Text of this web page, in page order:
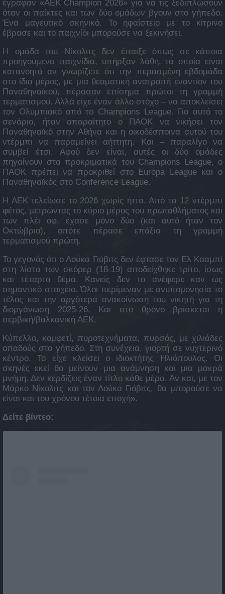
έγραφαν «AEK Champion 2026» για να τις ξεδιπλώσουν
όταν οι παίκτες και των δύο ομάδων βγουν στο γήπεδο.
Ένα μαγευτικό σκηνικό. Το ηφαίστειο με το κίτρινο
έβρασε και το παιχνίδι μπορούσε να ξεκινήσει.
Η ομάδα του Νίκολιτς δεν έπαιξε όπως σε κάποια
προηγούμενα παιχνίδια, υπήρξαν λάθη, τα οποία είναι
κατανοητά αν γνωρίζετε ότι την περασμένη εβδομάδα
στο ίδιο μέρος, με μια θεαματική ανατροπή εναντίον του
Παναθηναϊκού, πέρασαν επίσημα πρώτοι τη γραμμή
τερματισμού. Αλλά είχε έναν άλλο στόχο – να αποκλείσει
τον Ολυμπιακό από το Champions League. Για αυτό το
σενάριο, ήταν απαραίτητο ο ΠΑΟΚ να νικήσει τον
Παναθηναϊκό στην Αθήνα και η οικοδέσποινα αυτού του
ντέρμπι να παραμείνει αήττητη. Και – παραλίγο να
συμβεί έτσι. Αφού δεν είναι, αυτές οι δύο ομάδες
πηγαίνουν στα προκριματικά του Champions League, ο
ΠΑΟΚ πρέπει να προκριθεί στο Europa League και ο
Παναθηναϊκός στο Conference League.
Η ΑΕΚ τελείωσε το 2026 χωρίς ήττα. Από τα 12 ντέρμπι
φέτος, μετρώντας το κύριο μέρος του πρωταθλήματος και
των πλέι οφ, έχασε μόνο δύο (και αυτό ήταν τον
Οκτώβριο), οπότε πέρασε επάξια τη γραμμή
τερματισμού πρώτη.
Το γεγονός ότι ο Λούκα Γιόβιτς δεν έφτασε τον Ελ Κααμπί
στη λίστα των σκόρερ (18-19) αποδείχθηκε τρίτο, ίσως
και τέταρτο θέμα. Κανείς δεν το ανέφερε καν ως
σημαντικό στοιχείο. Όλοι περίμεναν με ανυπομονησία το
τέλος και την αργότερα ανακοίνωση του νικητή για τη
διοργάνωση 2025-26. Και στο θρόνο βρίσκεται η
σερβική/βαλκανική ΑΕΚ.
Κύπελλο, κομφετί, πυροτεχνήματα, πυρσός, με χιλιάδες
οπαδούς στο γήπεδο. Στη συνέχεια, γιορτή σε νυχτερινό
κέντρο. Το είχε κλείσει ο ιδιοκτήτης Ηλιόπουλος. Οι
σκηνές εκεί θα μείνουν μια ανάμνηση και μια μακρά
μνήμη. Δεν κερδίζεις έναν τίτλο κάθε μέρα. Αν και, με τον
Μάρκο Νίκολιτς και τον Λούκα Γιόβιτς, θα μπορούσε να
είναι και του χρόνου τέτοια εποχή».
Δείτε βίντεο: